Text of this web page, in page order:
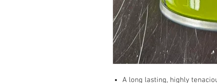
A long lasting, highly